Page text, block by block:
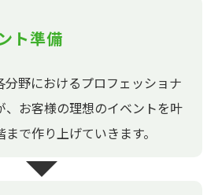
ト準備
分野におけるプロフェッショナ
、お客様の理想のイベントを叶
で作り上げていきます。